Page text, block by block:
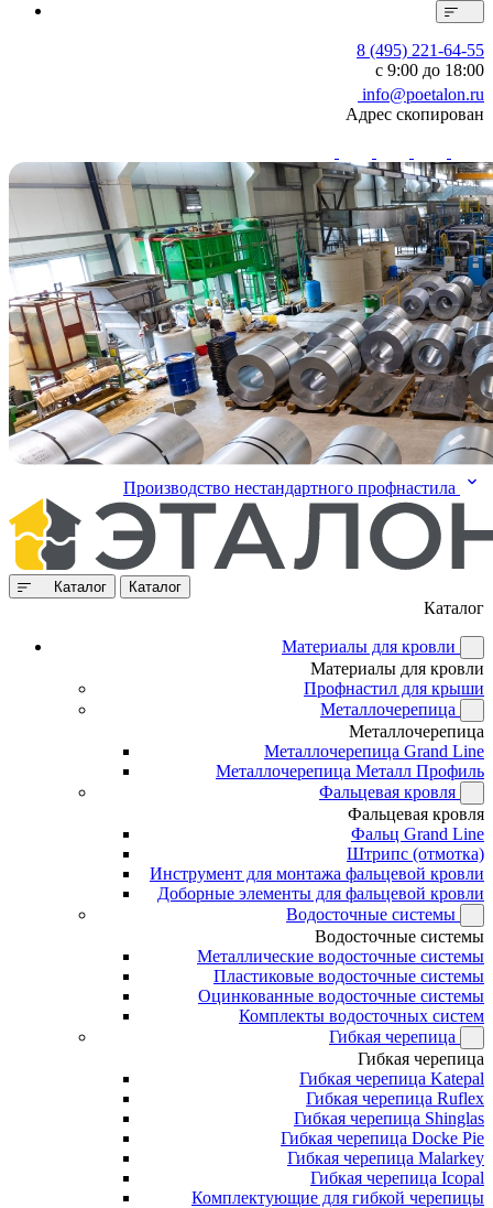
8 (495) 221-64-55
с 9:00 до 18:00
info@poetalon.ru
Адрес скопирован
Производство нестандартного профнастила
Каталог Каталог
Каталог
Материалы для кровли
Материалы для кровли
Профнастил для крыши
Металлочерепица
Металлочерепица
Металлочерепица Grand Line
Металлочерепица Металл Профиль
Фальцевая кровля
Фальцевая кровля
Фальц Grand Line
Штрипс (отмотка)
Инструмент для монтажа фальцевой кровли
Доборные элементы для фальцевой кровли
Водосточные системы
Водосточные системы
Металлические водосточные системы
Пластиковые водосточные системы
Оцинкованные водосточные системы
Комплекты водосточных систем
Гибкая черепица
Гибкая черепица
Гибкая черепица Katepal
Гибкая черепица Ruflex
Гибкая черепица Shinglas
Гибкая черепица Docke Pie
Гибкая черепица Malarkey
Гибкая черепица Icopal
Комплектующие для гибкой черепицы